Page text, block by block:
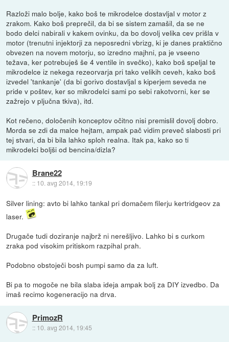
Razloži malo bolje, kako boš te mikrodelce dostavljal v motor z
zrakom. Kako boš preprečil, da bi se sistem zamašil, da se ne
bodo delci nabirali v kakem ovinku, da bo dovolj velika cev prišla v
motor (trenutni injektorji za neposredni vbrizg, ki je danes praktično
obvezen na novem motorju, so izredno majhni, pa je vseeno
težava, ker potrebuješ še 4 ventile in svečko), kako boš speljal te
mikrodelce iz nekega rezeorvarja pri tako velikih ceveh, kako boš
izvedel 'tankanje' (da bi gorivo dostavljal s kiperjem seveda ne
pride v poštev, ker so mikrodelci sami po sebi rakotvorni, ker se
zažrejo v pljučna tkiva), itd.
Kot rečeno, določenih konceptov očitno nisi premislil dovolj dobro.
Morda se zdi da malce hejtam, ampak pač vidim preveč slabosti pri
tej stvari, da bi bila lahko sploh realna. Itak pa, kako so ti
mikrodelci boljši od bencina/dizla?
Brane22
:: 10. avg 2014, 19:19
Silver lining: avto bi lahko tankal pri domačem filerju kertridgeov za
laser.
Drugače tudi doziranje najbrž ni nerešljivo. Lahko bi s curkom
zraka pod visokim pritiskom razpihal prah.
Podobno obstoječi bosh pumpi samo da za luft.
Bi pa to mogoče ne bila slaba ideja ampak bolj za DIY izvedbo. Da
imaš recimo kogeneracijo na drva.
PrimozR
:: 10. avg 2014, 19:45